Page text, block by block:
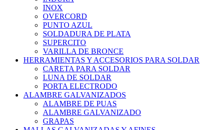
INOX
OVERCORD
PUNTO AZUL
SOLDADURA DE PLATA
SUPERCITO
VARILLA DE BRONCE
HERRAMIENTAS Y ACCESORIOS PARA SOLDAR
CARETA PARA SOLDAR
LUNA DE SOLDAR
PORTA ELECTRODO
ALAMBRE GALVANIZADOS
ALAMBRE DE PUAS
ALAMBRE GALVANIZADO
GRAPAS